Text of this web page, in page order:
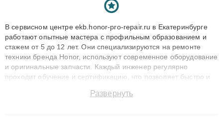
В сервисном центре ekb.honor-pro-repair.ru в Екатеринбурге
работают опытные мастера с профильным образованием и
стажем от 5 до 12 лет. Они специализируются на ремонте
техники бренда Honor, используют современное оборудование
и оригинальные запчасти. Каждый инженер регулярно
проходит обучение и сертификацию, что позволяет быстро и
сохранением гарантии до 3 лет. Наши мастера решают
Развернуть